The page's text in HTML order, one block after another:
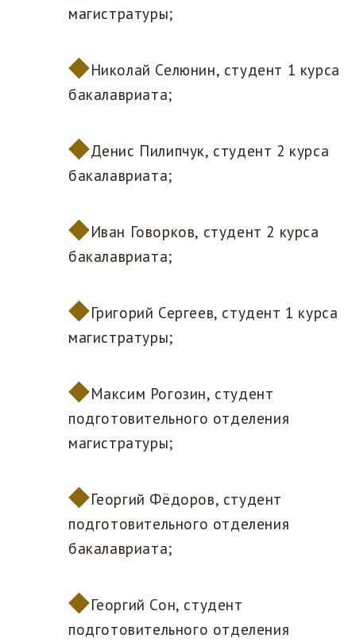
магистратуры;
Николай Селюнин, студент 1 курса
бакалавриата;
Денис Пилипчук, студент 2 курса
бакалавриата;
Иван Говорков, студент 2 курса
бакалавриата;
Григорий Сергеев, студент 1 курса
магистратуры;
Максим Рогозин, студент
подготовительного отделения
магистратуры;
Георгий Фёдоров, студент
подготовительного отделения
бакалавриата;
Георгий Сон, студент
подготовительного отделения